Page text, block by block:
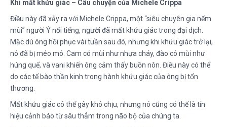
Khi mất khứu giác – Câu chuyện của Michele Crippa
Điều này đã xảy ra với Michele Crippa, một “siêu chuyên gia nếm
mùi” người Ý nổi tiếng, người đã mất khứu giác trong đại dịch.
Mặc dù ông hồi phục vài tuần sau đó, nhưng khi khứu giác trở lại,
nó đã bị méo mó. Cam có mùi như nhựa cháy, đào có mùi như
húng quế, và vani khiến ông cảm thấy buồn nôn. Điều này có thể
do các tế bào thần kinh trong hành khứu giác của ông bị tổn
thương.
Mất khứu giác có thể gây khó chịu, nhưng nó cũng có thể là tín
hiệu cảnh báo từ sâu thẳm trong não bộ của chúng ta.